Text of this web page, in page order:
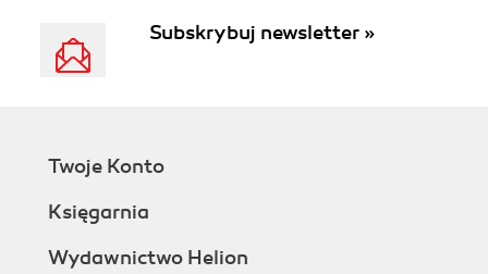
Subskrybuj newsletter »
Twoje Konto
Księgarnia
Wydawnictwo Helion